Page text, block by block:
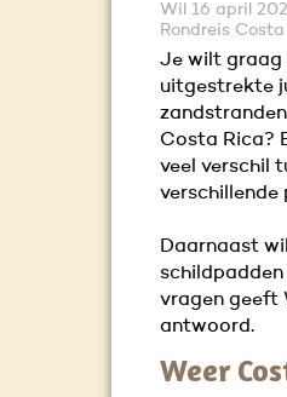
Wil 16 april
Rondreis
Je wilt graag
uitgestrekte
Costa Rica?
veel verschil
verschillende
Daarnaast
vragen geeft
antwoord.
Weer